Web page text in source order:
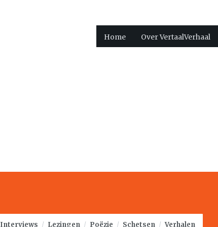
Home Over VertaalVerhaal
Interviews / Lezingen / Poëzie / Schetsen / Verhalen